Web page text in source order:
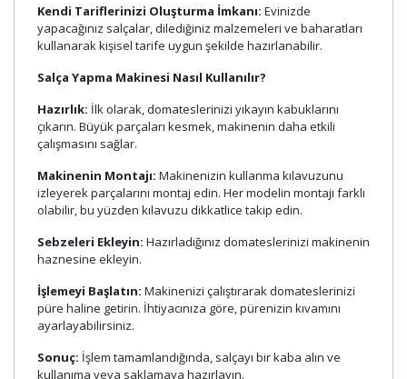
Kendi Tariflerinizi Oluşturma İmkanı: Evinizde
yapacağınız salçalar, dilediğiniz malzemeleri ve baharatları
kullanarak kişisel tarife uygun şekilde hazırlanabilir.
Salça Yapma Makinesi Nasıl Kullanılır?
Hazırlık: İlk olarak, domateslerinizi yıkayın kabuklarını
çıkarın. Büyük parçaları kesmek, makinenin daha etkili
çalışmasını sağlar.
Makinenin Montajı: Makinenizin kullanma kılavuzunu
izleyerek parçalarını montaj edin. Her modelin montajı farklı
olabilir, bu yüzden kılavuzu dikkatlice takip edin.
Sebzeleri Ekleyin: Hazırladığınız domateslerinizi makinenin
haznesine ekleyin.
İşlemeyi Başlatın: Makinenizi çalıştırarak domateslerinizi
püre haline getirin. İhtiyacınıza göre, pürenizin kıvamını
ayarlayabilirsiniz.
Sonuç: İşlem tamamlandığında, salçayı bir kaba alın ve
kullanıma veya saklamaya hazırlayın.